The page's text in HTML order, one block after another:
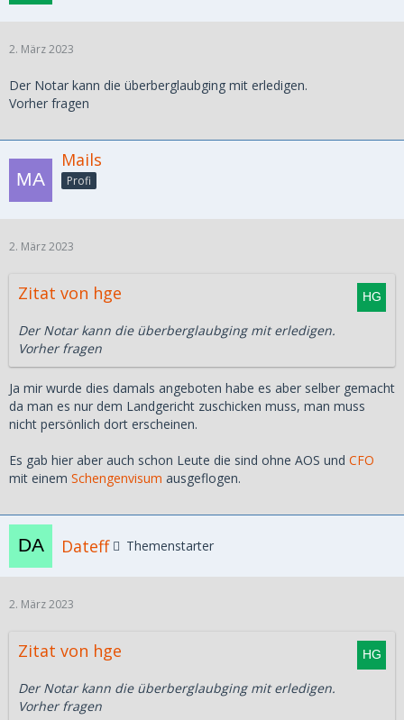
2. März 2023
Der Notar kann die überberglaubging mit erledigen.
Vorher fragen
Mails
Profi
2. März 2023
Zitat von hge
Der Notar kann die überberglaubging mit erledigen.
Vorher fragen
Ja mir wurde dies damals angeboten habe es aber selber gemacht
da man es nur dem Landgericht zuschicken muss, man muss
nicht persönlich dort erscheinen.
Es gab hier aber auch schon Leute die sind ohne AOS und CFO
mit einem Schengenvisum ausgeflogen.
Dateff Themenstarter
2. März 2023
Zitat von hge
Der Notar kann die überberglaubging mit erledigen.
Vorher fragen